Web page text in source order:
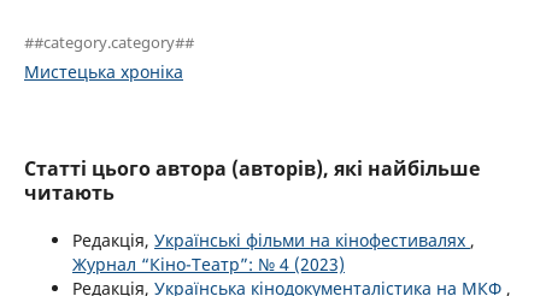
##category.category##
Мистецька хроніка
Статті цього автора (авторів), які найбільше
читають
Редакція, Українські фільми на кінофестивалях ,
Журнал “Кіно-Театр”: № 4 (2023)
Редакція, Українська кінодокументалістика на МКФ ,